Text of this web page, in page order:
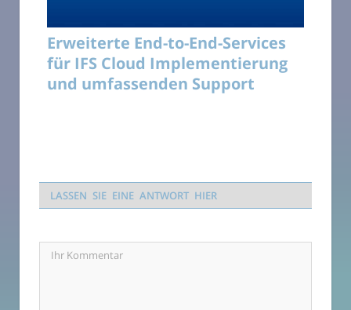
Erweiterte End-to-End-Services
für IFS Cloud Implementierung
und umfassenden Support
LASSEN SIE EINE ANTWORT HIER